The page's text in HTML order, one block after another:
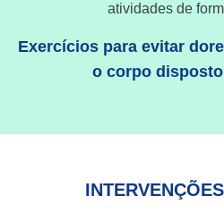
atividades de
Exercícios para evitar
o corpo